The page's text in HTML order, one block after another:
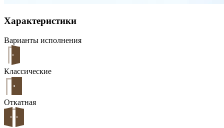
Характеристики
Варианты исполнения
Классические
Откатная